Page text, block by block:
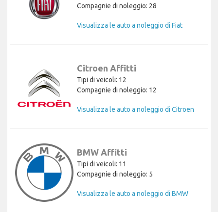
Compagnie di noleggio: 28
Visualizza le auto a noleggio di Fiat
Citroen Affitti
Tipi di veicoli: 12
Compagnie di noleggio: 12
Visualizza le auto a noleggio di Citroen
BMW Affitti
Tipi di veicoli: 11
Compagnie di noleggio: 5
Visualizza le auto a noleggio di BMW